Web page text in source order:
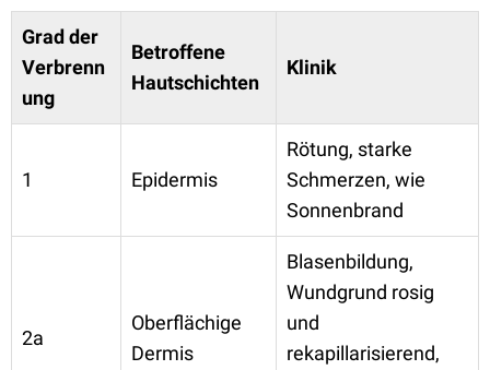
Grad der
Verbrenn
ung
Betroffene
Hautschichten
Klinik
1 Epidermis
Rötung, starke
Schmerzen, wie
Sonnenbrand
2a
Oberflächige
Dermis
Blasenbildung,
Wundgrund rosig
und
rekapillarisierend,